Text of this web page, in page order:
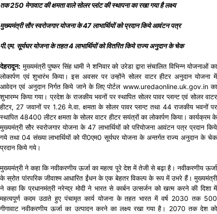
तक 250 मेगावाट की क्षमता वाले सोलर प्लांट की स्थापना का रखा गया है लक्ष्य
मुख्यमंत्री सौर स्वरोजगार योजना के 47 लाभार्थियों को प्रदान किये आवंटन पत्र
पी.एम. सूर्यघर योजना के तहत 4 लाभार्थियों को वितरित किये राज्य अनुदान के चेक
देहरादून: मुख्यमंत्री पुष्कर सिंह धामी ने शनिवार को उरेडा द्वारा संचालित विभिन्न योजनाओं का
लोकार्पण एवं शुभारंभ किया। इस अवसर पर उन्होंने सोलर वाटर हीटर अनुदान योजना में
आवेदन एवं अनुदान निर्गत किये जाने के लिए पोर्टल www.uredaonline.uk.gov.in का
शुभारम्भ किया गया। प्रदेश के राजकीय भवनों पर स्थापित सोलर पावर प्लान्ट एवं सोलर वाटर
हीटर, 27 जवानों पर 1.26 मे.वा. क्षमता के सोलर पावर प्लान्ट तथा 44 राजकीय भवनों पर
स्थापित 48400 लीटर क्षमता के सोलर वाटर हीटर सयंत्रों का लोकार्पण किया। कार्यक्रम के
मुख्यमंत्री सौर स्वरोजगार योजना के 47 लाभार्थियों को परियोजना आवंटन पत्र प्रदान किये
गये तथा 04 संख्या लाभार्थियों को पी0एम0 सूर्यघर योजना के अन्तर्गत राज्य अनुदान के चेक
प्रदान किये गये।
मुख्यमंत्री ने कहा कि नवीकरणीय ऊर्जा का महत्व पूरे देश में तेजी से बढ़ा है। नवीकरणीय ऊर्जा
के स्रोत पांरपरिक जीवाश्म आधारित ईंधन के एक बेहतर विकल्प के रूप में उभरे हैं। मुख्यमंत्री
ने कहा कि प्रधानमंत्री नरेन्द्र मोदी ने भारत से कार्बन उत्सर्जन को खत्म करने की दिशा में
महत्वपूर्ण कदम उठाते हुए पंचामृत कार्य योजना के तहत भारत में वर्ष 2030 तक 500
गीगावाट नवीकरणीय ऊर्जा का उत्पादन करने का लक्ष्य रखा गया है। 2070 तक देश को